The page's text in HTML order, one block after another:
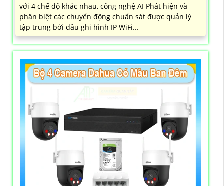
với 4 chế độ khác nhau, công nghệ AI Phát hiện và
phân biệt các chuyển động chuẩn sát được quản lý
tập trung bởi đầu ghi hình IP WiFi...